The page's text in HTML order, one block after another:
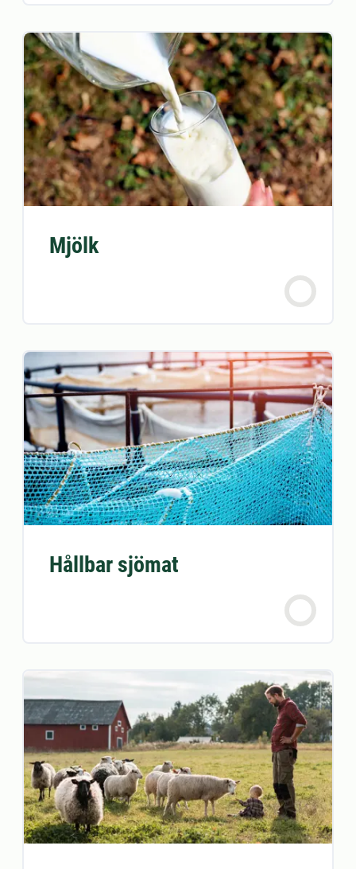
Mjölk
Hållbar sjömat